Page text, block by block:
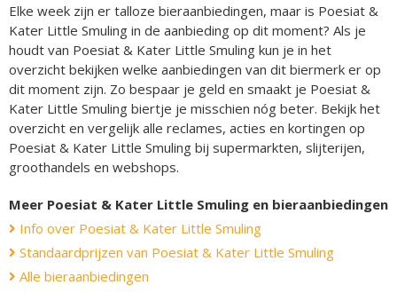
Elke week zijn er talloze bieraanbiedingen, maar is Poesiat &
Kater Little Smuling in de aanbieding op dit moment? Als je
houdt van Poesiat & Kater Little Smuling kun je in het
overzicht bekijken welke aanbiedingen van dit biermerk er op
dit moment zijn. Zo bespaar je geld en smaakt je Poesiat &
Kater Little Smuling biertje je misschien nóg beter. Bekijk het
overzicht en vergelijk alle reclames, acties en kortingen op
Poesiat & Kater Little Smuling bij supermarkten, slijterijen,
groothandels en webshops.
Meer Poesiat & Kater Little Smuling en bieraanbiedingen
Info over Poesiat & Kater Little Smuling
Standaardprijzen van Poesiat & Kater Little Smuling
Alle bieraanbiedingen